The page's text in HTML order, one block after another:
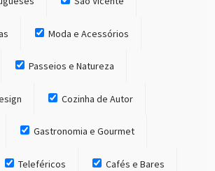
Moda e Acessórios
Passeios e Natureza
Cozinha de Autor
Gastronomia e Gourmet
Teleféricos Cafés e Bares